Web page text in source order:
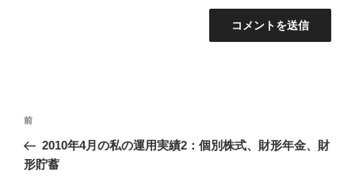
投
ナ
前
の
投
前
2010年4月の私の運用実績2：個別株式、財形年金、財
形貯蓄